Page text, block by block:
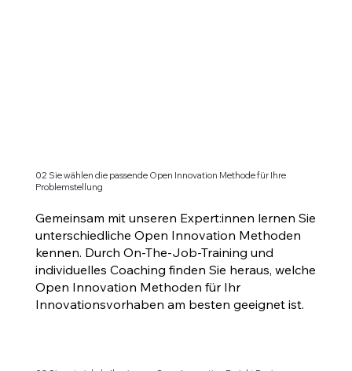
Gemeinsam mit unseren Expert:innen lernen Sie
unterschiedliche Open Innovation Methoden
kennen. Durch On-The-Job-Training und
individuelles Coaching finden Sie heraus, welche
Open Innovation Methoden für Ihr
Innovationsvorhaben am besten geeignet ist.
02 Sie wählen die passende Open Innovation Methode für Ihre
Problemstellung